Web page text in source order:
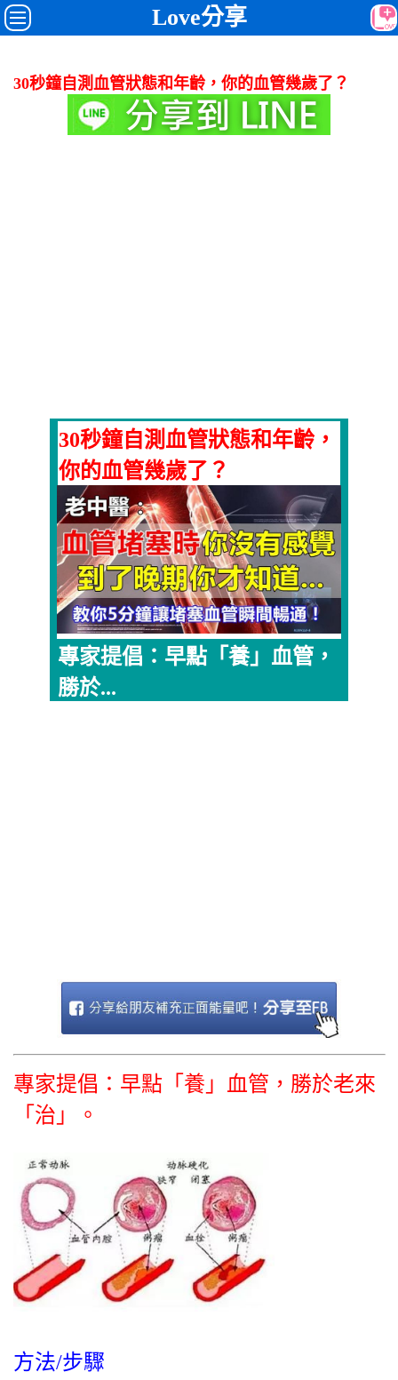
Love分享
30秒鐘自測血管狀態和年齡，你的血管幾歲了？
30秒鐘自測血管狀態和年齡，
你的血管幾歲了？
專家提倡：早點「養」血管，
勝於...
專家提倡：早點「養」血管，勝於老來
「治」。
方法/步驟